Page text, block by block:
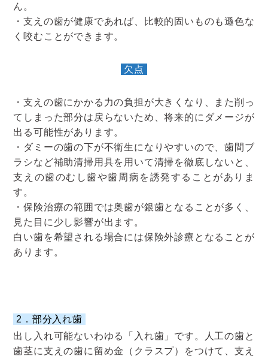
ん。
・支えの歯が健康であれば、比較的固いものも遜色な
く咬むことができます。
欠点
・支えの歯にかかる力の負担が大きくなり、また削っ
てしまった部分は戻らないため、将来的にダメージが
出る可能性があります。
・ダミーの歯の下が不衛生になりやすいので、歯間ブ
ラシなど補助清掃用具を用いて清掃を徹底しないと、
支えの歯のむし歯や歯周病を誘発することがありま
す。
・保険治療の範囲では奥歯が銀歯となることが多く、
見た目に少し影響が出ます。
白い歯を希望される場合には保険外診療となることが
あります。
2．部分入れ歯
出し入れ可能ないわゆる「入れ歯」です。人工の歯と
歯茎に支えの歯に留め金（クラスプ）をつけて、支え